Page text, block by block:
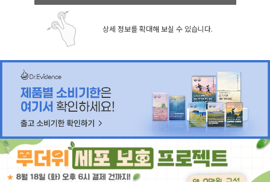
상세 정보를 확대해 보실 수 있습니다.